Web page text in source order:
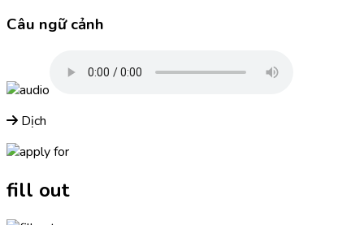
Câu ngữ cảnh
Dịch
fill out